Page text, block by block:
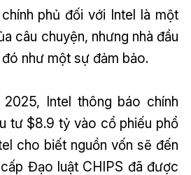
phủ đối với Intel là một
câu chuyện, nhưng nhà đầu
như một sự đảm bảo.
Intel thông báo chính
tư $8.9 tỷ vào cổ phiếu phổ
cho biết nguồn vốn sẽ đến
Đạo luật CHIPS đã được